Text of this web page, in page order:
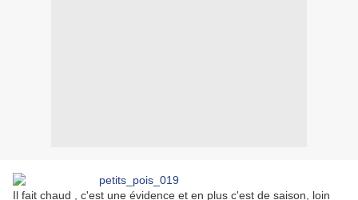
Il fait chaud , c'est une évidence et en plus c'est de saison, loin